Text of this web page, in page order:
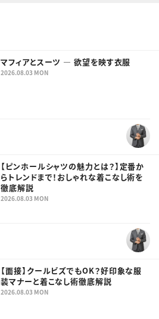
マフィアとスーツ ― 欲望を映す衣服
2026.08.03 MON
【ピンホールシャツの魅力とは？】定番か
らトレンドまで！おしゃれな着こなし術を
徹底解説
2026.08.03 MON
【面接】クールビズでもOK？好印象な服
装マナーと着こなし術徹底解説
2026.08.03 MON